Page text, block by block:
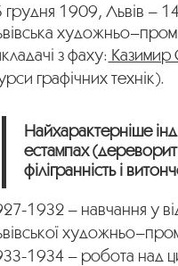
грудня 1909, Львів –
з фаху: Казимир
графічних технік).
Найхарактерніше
естампах
філігранність і
1932 – навчання у
1934 – робота над